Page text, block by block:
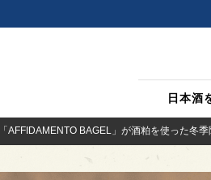
日本酒
AFFIDAMENTO BAGEL」が酒粕を使った冬